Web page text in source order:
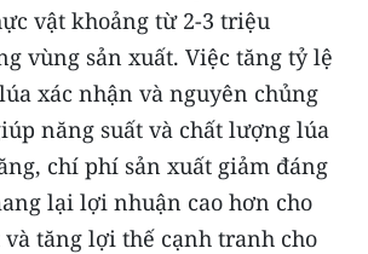
vật khoảng từ 2-3 triệu
vùng sản xuất. Việc tăng tỷ lệ
xác nhận và nguyên chủng
năng suất và chất lượng lúa
chí phí sản xuất giảm đáng
lại lợi nhuận cao hơn cho
tăng lợi thế cạnh tranh cho